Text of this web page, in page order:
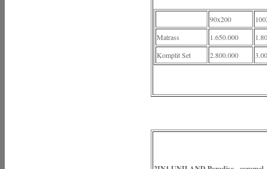
90x200
Matrass
1.650.000
Komplit Set
2.800.000